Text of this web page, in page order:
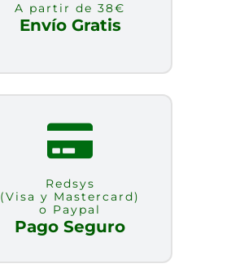
A partir de 38€
Envío Gratis
Redsys
(Visa y Mastercard)
o Paypal
Pago Seguro